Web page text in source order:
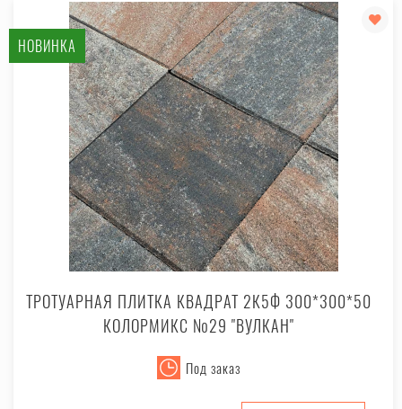
НОВИНКА
ТРОТУАРНАЯ ПЛИТКА КВАДРАТ 2К5Ф 300*300*50
КОЛОРМИКС №29 "ВУЛКАН"
Под заказ